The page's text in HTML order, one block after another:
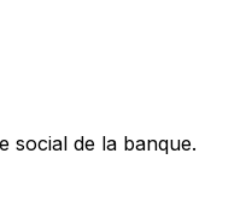
social de la banque.